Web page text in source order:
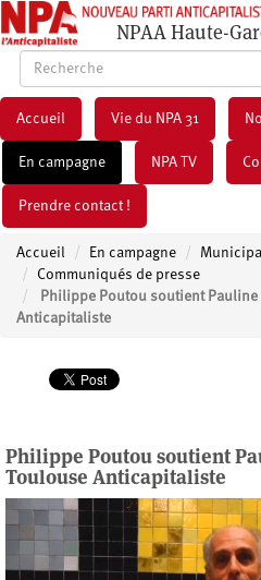
NPAA Haute-
Accueil Vie du NPA 31
En campagne NPA TV
Prendre contact !
Accueil En campagne
Communiqués de presse
Philippe Poutou soutient
Anticapitaliste
Philippe Poutou soutient
Toulouse Anticapitaliste